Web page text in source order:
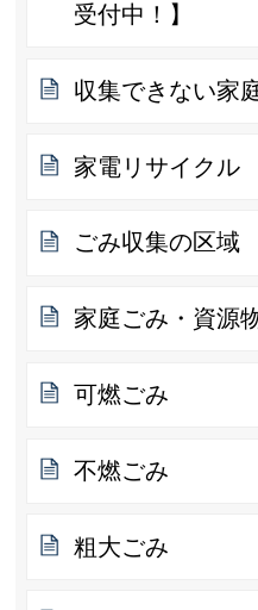
受付中！】
収集できない家
家電リサイクル
ごみ収集の区域
家庭ごみ・資源
可燃ごみ
不燃ごみ
粗大ごみ